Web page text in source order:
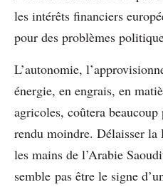
les intérêts financiers
pour des problèmes
L’autonomie,
énergie, en engrais, en
agricoles, coûtera
rendu moindre. Délaisser la
les mains de l’Arabie
semble pas être le signe